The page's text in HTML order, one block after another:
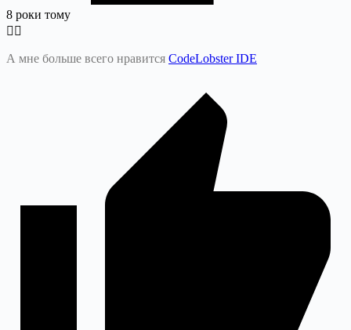
8 роки тому
А мне больше всего нравится CodeLobster IDE